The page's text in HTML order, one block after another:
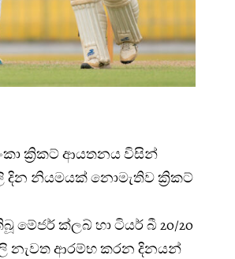
ක්‍රිකට් ආයතනය විසින්
දින නියමයක් නොමැතිව ක්‍රිකට්
මේජර් ක්ලබ් හා ටියර් බී 20/20
නැවත ආරම්භ කරන දිනයන්